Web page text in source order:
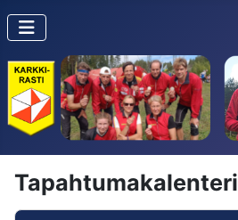
Tapahtumakalenteri